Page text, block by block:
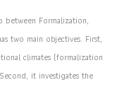
between Formalization,
two main objectives. First,
climates (formalization
it investigates the